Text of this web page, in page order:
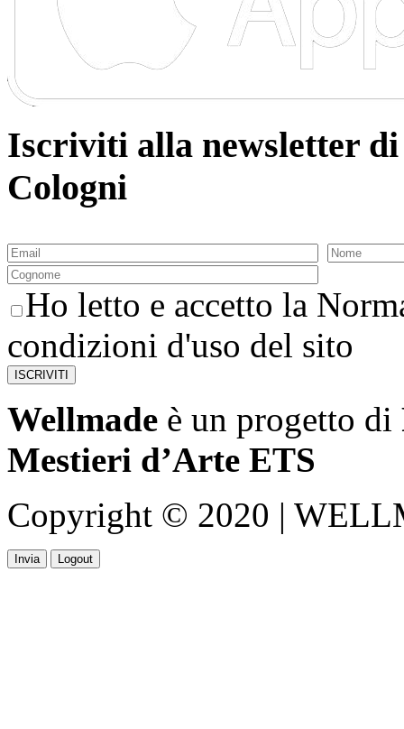
Iscriviti alla newsletter di
Cologni
Ho letto e accetto la
condizioni d'uso del sito
Wellmade è un progetto di
Mestieri d’Arte ETS
Copyright © 2020 |
Invia Logout